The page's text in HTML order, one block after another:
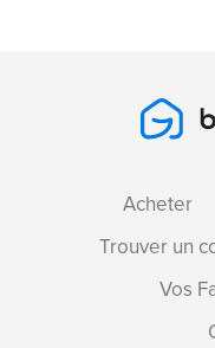
Acheter
Trouver un
Vos